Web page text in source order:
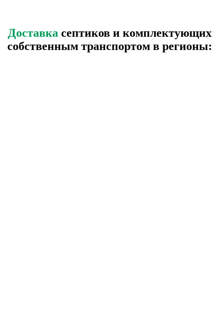
Доставка септиков и комплектующих
собственным транспортом в регионы: